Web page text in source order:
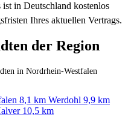
in Deutschland kostenlos
Ihres aktuellen Vertrags.
der Region
in Nordrhein-Westfalen
8,1 km Werdohl 9,9 km
10,5 km